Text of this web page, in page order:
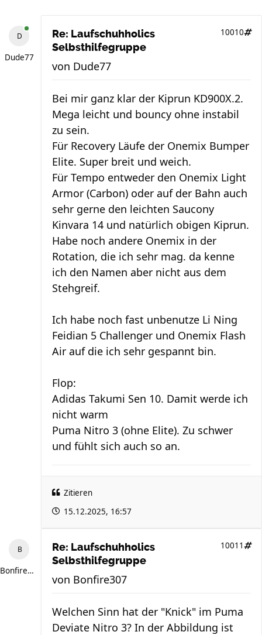
Dude77
Re: Laufschuhholics
Selbsthilfegruppe
10010
von Dude77
Bei mir ganz klar der Kiprun KD900X.2.
Mega leicht und bouncy ohne instabil
zu sein.
Für Recovery Läufe der Onemix Bumper
Elite. Super breit und weich.
Für Tempo entweder den Onemix Light
Armor (Carbon) oder auf der Bahn auch
sehr gerne den leichten Saucony
Kinvara 14 und natürlich obigen Kiprun.
Habe noch andere Onemix in der
Rotation, die ich sehr mag. da kenne
ich den Namen aber nicht aus dem
Stehgreif.
Ich habe noch fast unbenutze Li Ning
Feidian 5 Challenger und Onemix Flash
Air auf die ich sehr gespannt bin.
Flop:
Adidas Takumi Sen 10. Damit werde ich
nicht warm
Puma Nitro 3 (ohne Elite). Zu schwer
und fühlt sich auch so an.
Zitieren
15.12.2025, 16:57
Bonfire307
Re: Laufschuhholics
Selbsthilfegruppe
10011
von Bonfire307
Welchen Sinn hat der "Knick" im Puma
Deviate Nitro 3? In der Abbildung ist